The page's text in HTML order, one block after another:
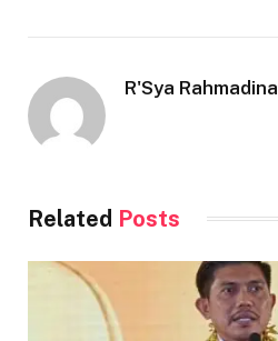
R'Sya Rahmadina
Related Posts